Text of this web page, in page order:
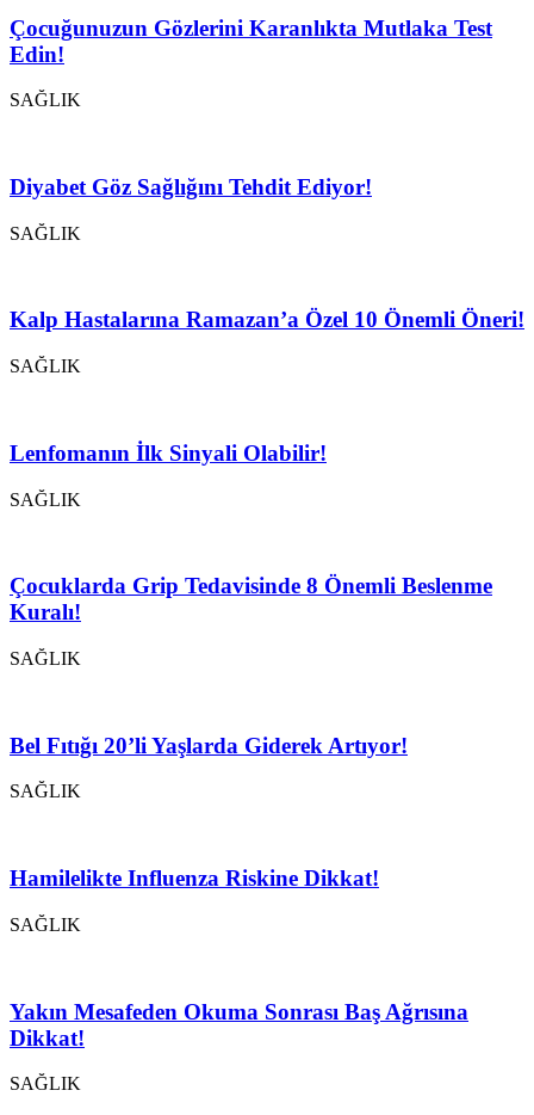
Çocuğunuzun Gözlerini Karanlıkta Mutlaka Test
Edin!
SAĞLIK
Diyabet Göz Sağlığını Tehdit Ediyor!
SAĞLIK
Kalp Hastalarına Ramazan’a Özel 10 Önemli Öneri!
SAĞLIK
Lenfomanın İlk Sinyali Olabilir!
SAĞLIK
Çocuklarda Grip Tedavisinde 8 Önemli Beslenme
Kuralı!
SAĞLIK
Bel Fıtığı 20’li Yaşlarda Giderek Artıyor!
SAĞLIK
Hamilelikte Influenza Riskine Dikkat!
SAĞLIK
Yakın Mesafeden Okuma Sonrası Baş Ağrısına
Dikkat!
SAĞLIK